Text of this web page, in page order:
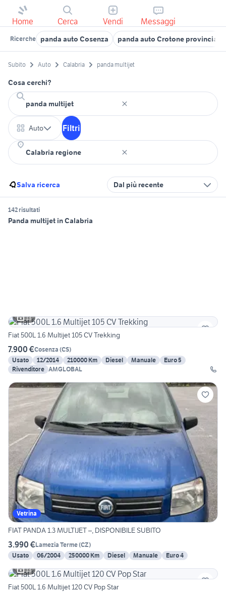
Home Cerca Vendi Messaggi
Ricerche panda auto Cosenza panda auto Crotone provincia
Subito Auto Calabria panda multijet
Cosa cerchi?
Auto Filtri
Salva ricerca Dal più recente
142 risultati
Panda multijet in Calabria
13
Fiat 500L 1.6 Multijet 105 CV Trekking
7.900 €Cosenza (CS)
Usato
12/2014 210000 Km Diesel Manuale
Euro 5
Rivenditore AMGLOBAL
Vetrina
FIAT PANDA 1.3 MULTIJET –, DISPONIBILE SUBITO
3.990 €Lamezia Terme(CZ)
Usato
06/2004 250000 Km Diesel Manuale
Euro 4
13
Fiat 500L 1.6 Multijet 120 CV Pop Star